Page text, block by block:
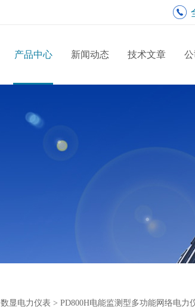
产品中心 新闻动态 技术文章
数显电力仪表 > PD800H电能监测型多功能网络电力